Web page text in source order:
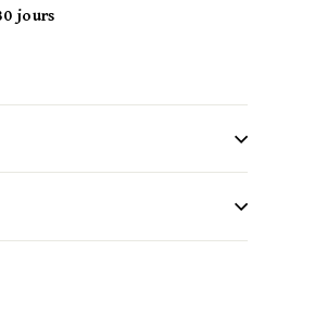
jours